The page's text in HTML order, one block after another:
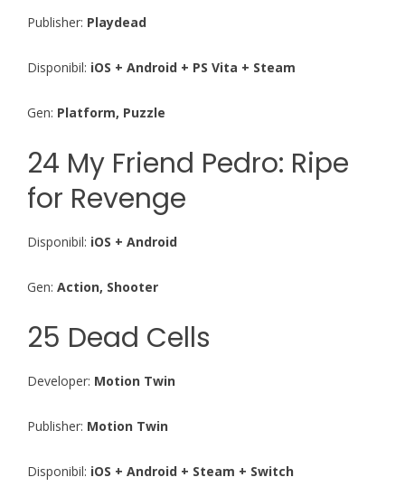
Publisher: Playdead
Disponibil: iOS + Android + PS Vita + Steam
Gen: Platform, Puzzle
24 My Friend Pedro: Ripe
for Revenge
Disponibil: iOS + Android
Gen: Action, Shooter
25 Dead Cells
Developer: Motion Twin
Publisher: Motion Twin
Disponibil: iOS + Android + Steam + Switch